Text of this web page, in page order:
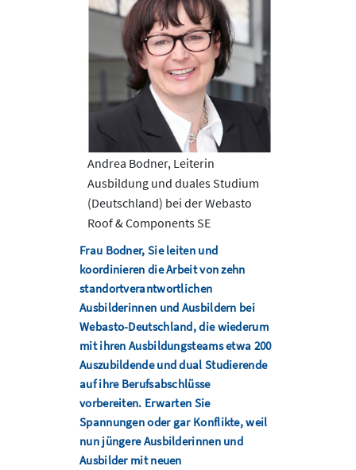
Andrea Bodner, Leiterin
Ausbildung und duales Studium
(Deutschland) bei der Webasto
Roof & Components SE
Frau Bodner, Sie leiten und
koordinieren die Arbeit von zehn
standortverantwortlichen
Ausbilderinnen und Ausbildern bei
Webasto-Deutschland, die wiederum
mit ihren Ausbildungsteams etwa 200
Auszubildende und dual Studierende
auf ihre Berufsabschlüsse
vorbereiten. Erwarten Sie
Spannungen oder gar Konflikte, weil
nun jüngere Ausbilderinnen und
Ausbilder mit neuen